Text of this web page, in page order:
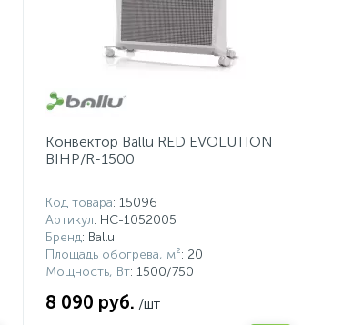
Конвектор Ballu RED EVOLUTION
BIHP/R-1500
Код товара: 15096
Артикул: НС-1052005
Бренд: Ballu
Площадь обогрева, м²: 20
Мощность, Вт: 1500/750
8 090 руб. /шт